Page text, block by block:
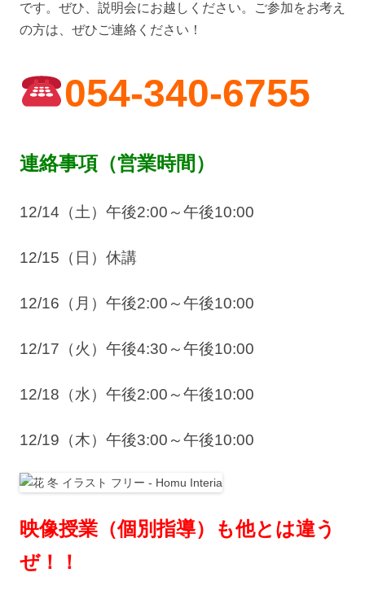
です。ぜひ、説明会にお越しください。ご参加をお考え
の方は、ぜひご連絡ください！
054-340-6755
連絡事項（営業時間）
12/14（土）午後2:00～午後10:00
12/15（日）休講
12/16（月）午後2:00～午後10:00
12/17（火）午後4:30～午後10:00
12/18（水）午後2:00～午後10:00
12/19（木）午後3:00～午後10:00
映像授業（個別指導）も他とは違う
ぜ！！